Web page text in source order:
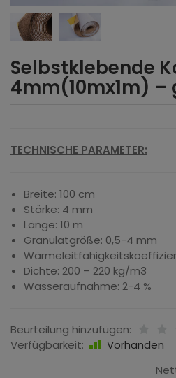
Selbstklebende
4mm(10mx1m) –
TECHNISCHE PARAMETER:
Breite: 100 cm
Stärke: 4 mm
Länge: 10 m
Granulatgröße: 0,5-4 mm
Dichte: 200 – 220 kg/m3
Wasseraufnahme: 2-4 %
Beurteilung hinzufügen:
Verfügbarkeit:
Vorhanden